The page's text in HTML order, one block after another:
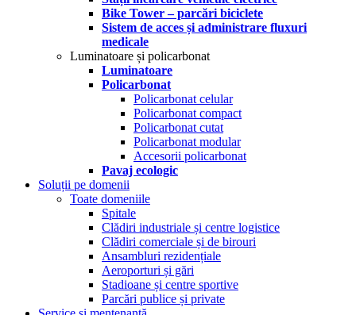
Bike Tower – parcări biciclete
Sistem de acces și administrare fluxuri
medicale
Luminatoare și policarbonat
Luminatoare
Policarbonat
Policarbonat celular
Policarbonat compact
Policarbonat cutat
Policarbonat modular
Accesorii policarbonat
Pavaj ecologic
Soluții pe domenii
Toate domeniile
Spitale
Clădiri industriale și centre logistice
Clădiri comerciale și de birouri
Ansambluri rezidențiale
Aeroporturi și gări
Stadioane și centre sportive
Parcări publice și private